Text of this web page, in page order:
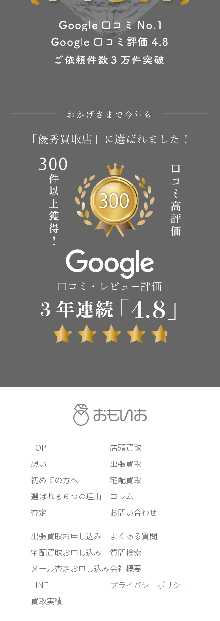
TOP
想い
初めての方へ
選ばれる６つの理由
査定
店頭買取
出張買取
宅配買取
コラム
お問い合わせ
出張買取お申し込み
宅配買取お申し込み
メール査定お申し込み
LINE
買取実績
よくある質問
質問検索
会社概要
プライバシーポリシー